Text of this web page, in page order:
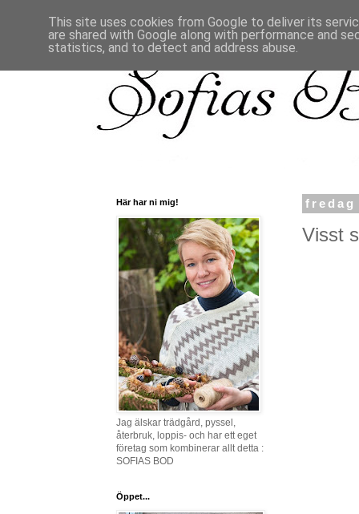
fredag
Visst
Här har ni mig!
Jag älskar trädgård, pyssel,
återbruk, loppis- och har ett eget
företag som kombinerar allt detta :
SOFIAS BOD
Öppet...
This site uses cookies from Google to deliver its
are shared with Google along with performance and
statistics, and to detect and address abuse.